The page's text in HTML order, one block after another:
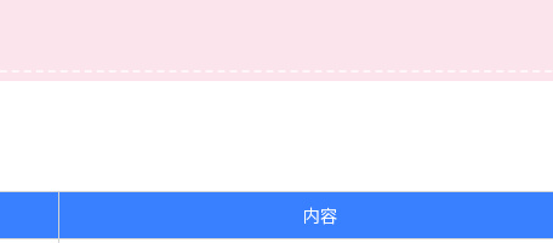
内容